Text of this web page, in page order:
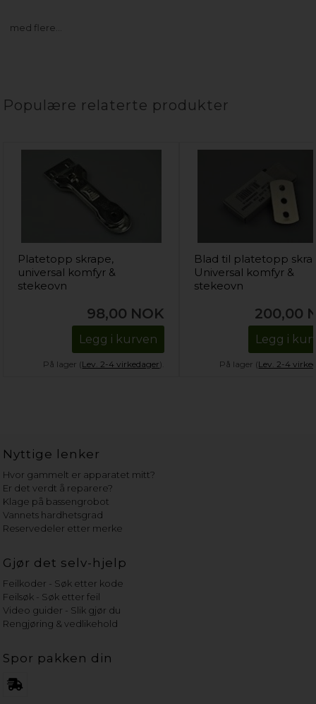
med flere…
Populære relaterte produkter
Platetopp skrape,
universal komfyr &
stekeovn
98,00 NOK
Legg i kurven
På lager (Lev. 2-4 virkedager).
Blad til platetopp
Universal komfyr &
stekeovn
200,00
Legg i
På lager (Lev. 2-4
Nyttige lenker
Hvor gammelt er apparatet mitt?
Er det verdt å reparere?
Klage på bassengrobot
Vannets hardhetsgrad
Reservedeler etter merke
Gjør det selv-hjelp
Feilkoder - Søk etter kode
Feilsøk - Søk etter feil
Video guider - Slik gjør du
Rengjøring & vedlikehold
Spor pakken din